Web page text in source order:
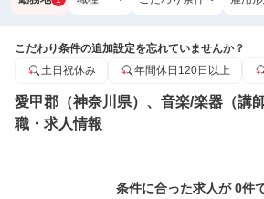
こだわり条件の追加設定を忘れていませんか？
土日祝休み
年間休日120日以上
愛甲郡（神奈川県）、音楽/楽器（講
職・求人情報
条件に合った求人が 0件